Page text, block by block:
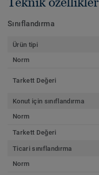
Sınıflandırma
Ürün tipi
Norm
Tarkett Değeri
Konut için sınıflandırma
Norm
Tarkett Değeri
Ticari sınıflandırma
Norm